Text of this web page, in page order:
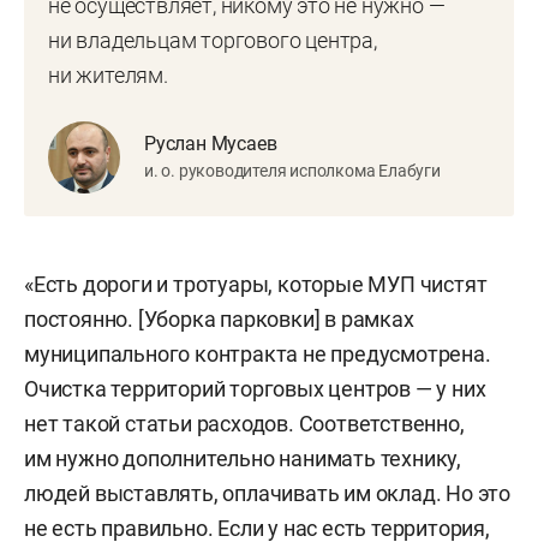
не осуществляет, никому это не нужно —
ни владельцам торгового центра,
ни жителям.
Руслан Мусаев
и. о. руководителя исполкома Елабуги
«Есть дороги и тротуары, которые МУП чистят
постоянно. [Уборка парковки] в рамках
муниципального контракта не предусмотрена.
Очистка территорий торговых центров — у них
нет такой статьи расходов. Соответственно,
им нужно дополнительно нанимать технику,
людей выставлять, оплачивать им оклад. Но это
не есть правильно. Если у нас есть территория,